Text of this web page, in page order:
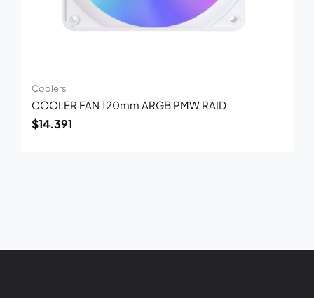
Coolers
COOLER FAN 120mm ARGB PMW RAID
$14.391